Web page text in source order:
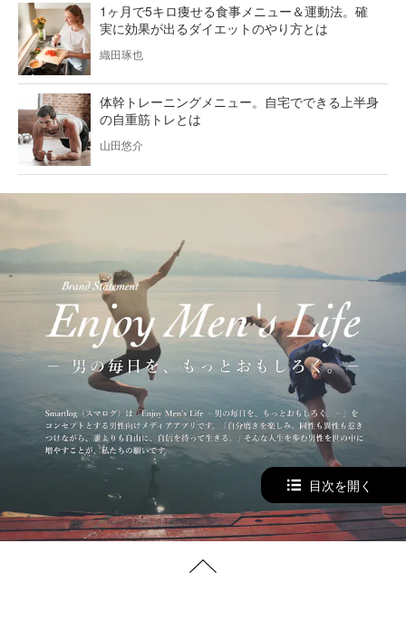
1ヶ月で5キロ痩せる食事メニュー＆運動法。確
実に効果が出るダイエットのやり方とは
織田琢也
体幹トレーニングメニュー。自宅でできる上半身
の自重筋トレとは
山田悠介
目次を開く